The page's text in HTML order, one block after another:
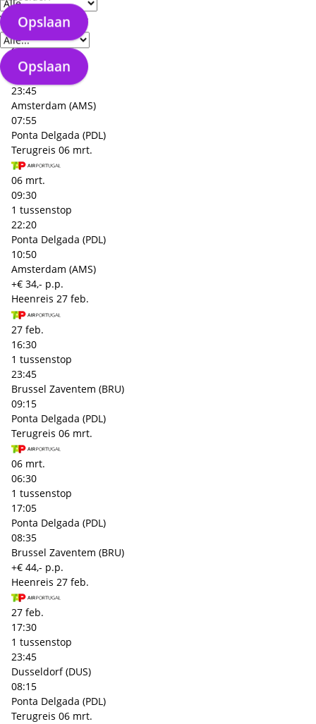
Verzorgingstype
Opslaan
Opslaan
Heenreis 27 feb.
27 feb.
17:50
1 tussenstop
23:45
Amsterdam (AMS)
07:55
Ponta Delgada (PDL)
Terugreis 06 mrt.
06 mrt.
09:30
1 tussenstop
22:20
Ponta Delgada (PDL)
10:50
Amsterdam (AMS)
+€ 34,- p.p.
Heenreis 27 feb.
27 feb.
16:30
1 tussenstop
23:45
Brussel Zaventem (BRU)
09:15
Ponta Delgada (PDL)
Terugreis 06 mrt.
06 mrt.
06:30
1 tussenstop
17:05
Ponta Delgada (PDL)
08:35
Brussel Zaventem (BRU)
+€ 44,- p.p.
Heenreis 27 feb.
27 feb.
17:30
1 tussenstop
23:45
Dusseldorf (DUS)
08:15
Ponta Delgada (PDL)
Terugreis 06 mrt.